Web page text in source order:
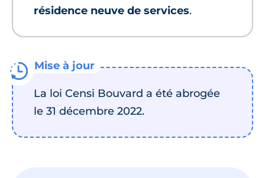
résidence neuve de services.
La loi Censi Bouvard a été abrogée
le 31 décembre 2022.